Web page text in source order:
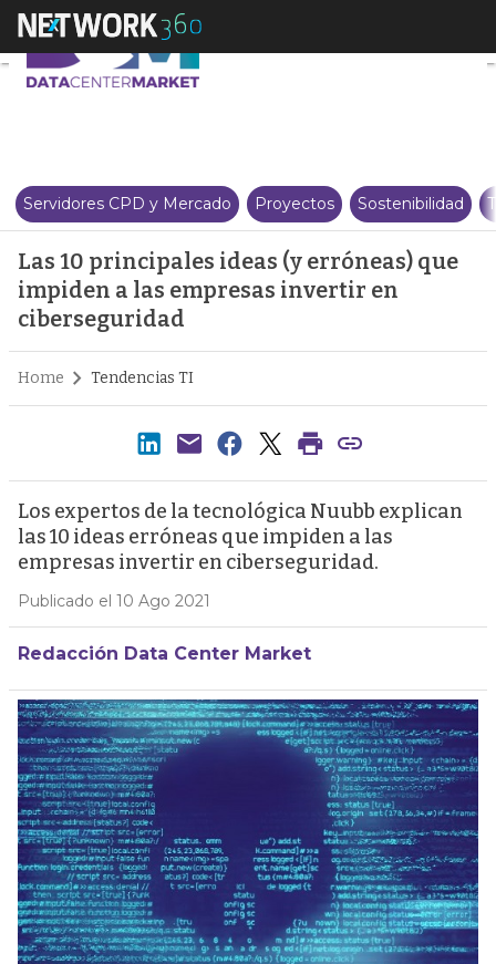
Las 10 principales ideas (y
Servidores CPD y Mercado Proyectos Sostenibilidad
Las 10 principales ideas (y erróneas) que
impiden a las empresas invertir en
ciberseguridad
Home Tendencias TI
Los expertos de la tecnológica Nuubb explican
las 10 ideas erróneas que impiden a las
empresas invertir en ciberseguridad.
Publicado el 10 Ago 2021
Redacción Data Center Market